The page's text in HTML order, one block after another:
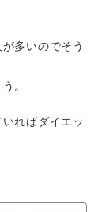
多いのでそう
。
ればダイエッ